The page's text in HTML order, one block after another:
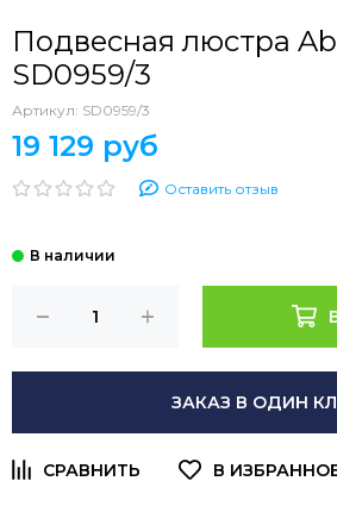
Подвесная люстра
SD0959/3
Артикул: SD0959/3
19 129 руб
Оставить отзыв
ЗАКАЗ В ОДИН